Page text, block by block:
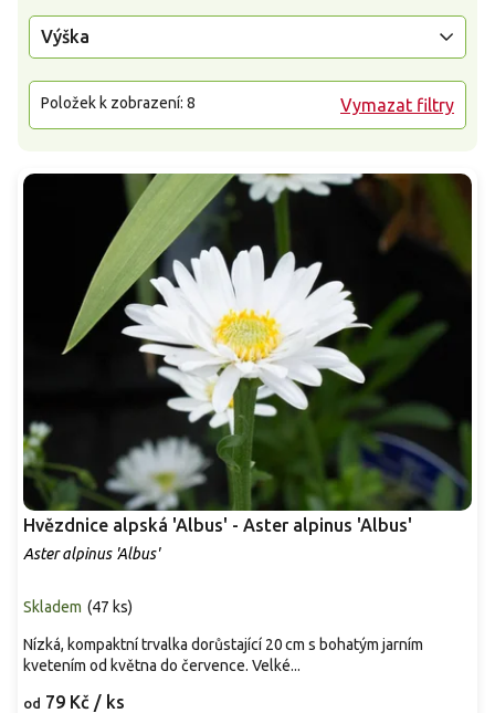
Výška
Vymazat filtry
Položek k zobrazení: 8
Hvězdnice alpská 'Albus' - Aster alpinus 'Albus'
Aster alpinus 'Albus'
Skladem (47 ks)
od 79 Kč / ks
Nízká, kompaktní trvalka dorůstající 20 cm s bohatým jarním
kvetením od května do července. Velké...